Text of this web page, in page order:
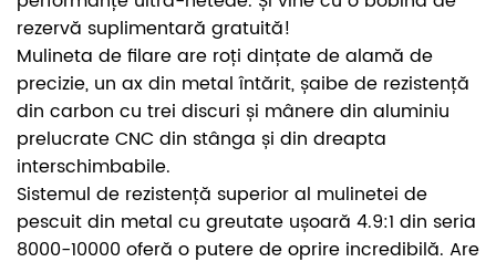
rezervă suplimentară gratuită!
Mulineta de filare are roți dințate de alamă de
precizie, un ax din metal întărit, șaibe de rezistență
din carbon cu trei discuri și mânere din aluminiu
prelucrate CNC din stânga și din dreapta
interschimbabile.
Sistemul de rezistență superior al mulinetei de
pescuit din metal cu greutate ușoară 4.9:1 din seria
8000-10000 oferă o putere de oprire incredibilă. Are